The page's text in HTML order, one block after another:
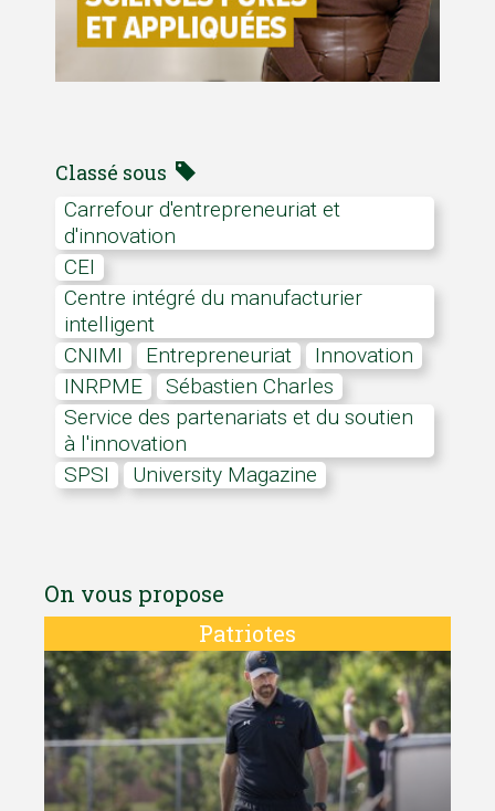
Classé sous
Carrefour d'entrepreneuriat et
d'innovation
CEI
Centre intégré du manufacturier
intelligent
CNIMI
Entrepreneuriat
innovation
INRPME
Sébastien Charles
Service des partenariats et du soutien
à l'innovation
SPSI
University Magazine
On vous propose
Patriotes